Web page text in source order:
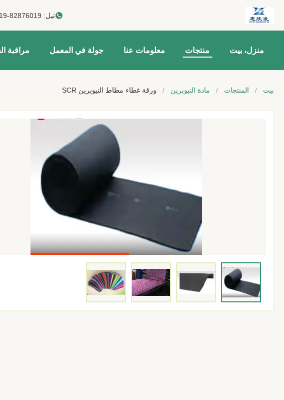
تيل: 82876019
منزل، بيت منتجات معلومات عنا جولة في المعمل مراقبة
بيت / المنتجات / مادة النيوبرين / ورقة غطاء مطاط النيوبرين SCR